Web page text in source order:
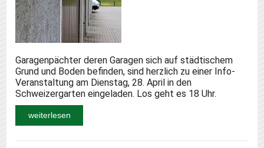
Garagenpächter deren Garagen sich auf städtischem
Grund und Boden befinden, sind herzlich zu einer Info-
Veranstaltung am Dienstag, 28. April in den
Schweizergarten eingeladen. Los geht es 18 Uhr.
weiterlesen